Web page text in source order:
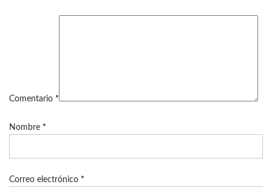
Comentario *
Nombre *
Correo electrónico *